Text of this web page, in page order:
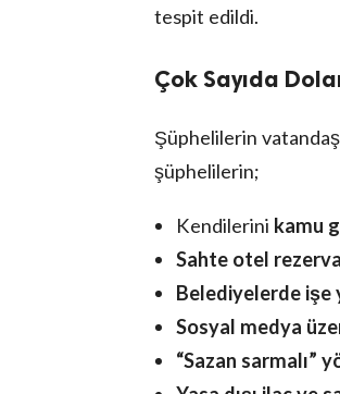
tespit edildi.
Çok Sayıda
Şüphelilerin
şüphelilerin;
Kendilerini kamu
Sahte otel
Belediyelerde
Sosyal medya
“Sazan sarmalı”